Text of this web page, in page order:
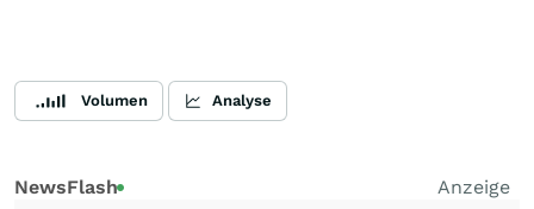
Volumen Analyse
NewsFlash
Anzeige